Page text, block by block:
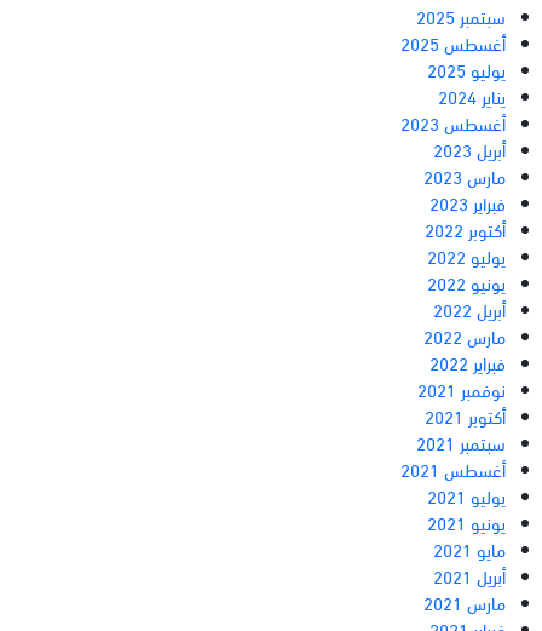
سبتمبر 2025
أغسطس 2025
يوليو 2025
يناير 2024
أغسطس 2023
أبريل 2023
مارس 2023
فبراير 2023
أكتوبر 2022
يوليو 2022
يونيو 2022
أبريل 2022
مارس 2022
فبراير 2022
نوفمبر 2021
أكتوبر 2021
سبتمبر 2021
أغسطس 2021
يوليو 2021
يونيو 2021
مايو 2021
أبريل 2021
مارس 2021